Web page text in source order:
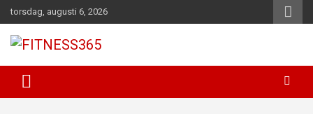
Hoppa
till
innehåll
torsdag, augusti 6, 2026
FITNESS365